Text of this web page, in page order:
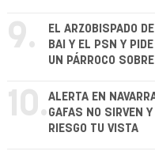
9.
EL ARZOBISPADO
BAI Y EL PSN Y
UN PÁRROCO
10.ALERTA EN
GAFAS NO SIRVEN
RIESGO TU VISTA